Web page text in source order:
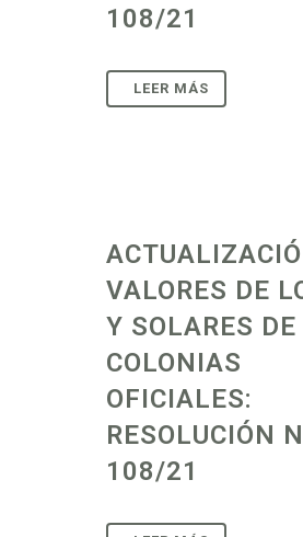
108/21
VALORES DE
Y SOLARES DE
COLONIAS
OFICIALES:
RESOLUCIÓN
108/21